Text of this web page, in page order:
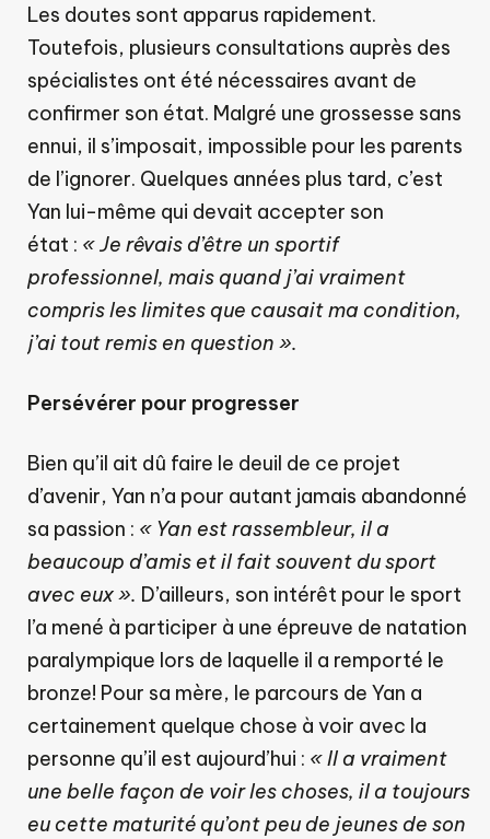
Les doutes sont apparus rapidement.
Toutefois, plusieurs consultations auprès des
spécialistes ont été nécessaires avant de
confirmer son état. Malgré une grossesse sans
ennui, il s’imposait, impossible pour les parents
de l’ignorer. Quelques années plus tard, c’est
Yan lui-même qui devait accepter son
état : « Je rêvais d’être un sportif
professionnel, mais quand j’ai vraiment
compris les limites que causait ma condition,
j’ai tout remis en question ».
Persévérer pour progresser
Bien qu’il ait dû faire le deuil de ce projet
d’avenir, Yan n’a pour autant jamais abandonné
sa passion : « Yan est rassembleur, il a
beaucoup d’amis et il fait souvent du sport
avec eux ». D’ailleurs, son intérêt pour le sport
l’a mené à participer à une épreuve de natation
paralympique lors de laquelle il a remporté le
bronze! Pour sa mère, le parcours de Yan a
certainement quelque chose à voir avec la
personne qu’il est aujourd’hui : « Il a vraiment
une belle façon de voir les choses, il a toujours
eu cette maturité qu’ont peu de jeunes de son